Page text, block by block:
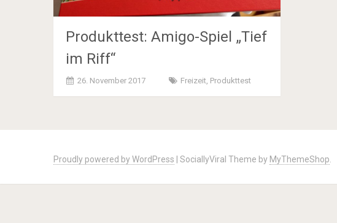
Produkttest: Amigo-Spiel „Tief
im Riff“
26. November 2017 Freizeit, Produkttest
navigation
Proudly powered by WordPress SociallyViral Theme by MyThemeShop.